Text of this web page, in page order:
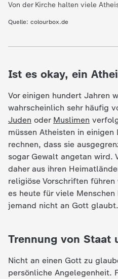
c
h
e
n
d
e
D
Von der Kirche halten viele
Quelle: colourbox.de
Ist es okay, ein
Vor einigen hundert Jahren
wahrscheinlich sehr häufig
Juden oder Muslimen
müssen Atheisten in einigen
rechnen, dass sie
sogar Gewalt angetan wird.
daher aus ihren
religiöse Vorschriften
es heute für viele
jemand nicht an Gott glaubt.
Trennung von Staat
Nicht an einen Gott zu
persönliche Angelegenheit.